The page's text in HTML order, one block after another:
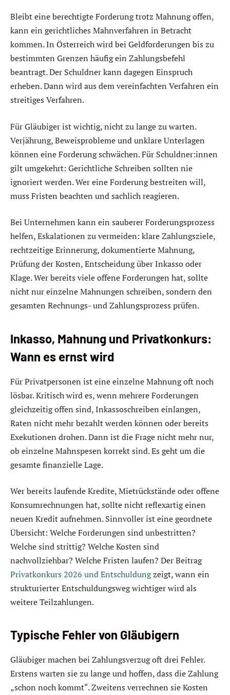
Bleibt eine berechtigte Forderung trotz Mahnung offen,
kann ein gerichtliches Mahnverfahren in Betracht
kommen. In Österreich wird bei Geldforderungen bis zu
bestimmten Grenzen häufig ein Zahlungsbefehl
beantragt. Der Schuldner kann dagegen Einspruch
erheben. Dann wird aus dem vereinfachten Verfahren ein
streitiges Verfahren.
Für Gläubiger ist wichtig, nicht zu lange zu warten.
Verjährung, Beweisprobleme und unklare Unterlagen
können eine Forderung schwächen. Für Schuldner:innen
gilt umgekehrt: Gerichtliche Schreiben sollten nie
ignoriert werden. Wer eine Forderung bestreiten will,
muss Fristen beachten und sachlich reagieren.
Bei Unternehmen kann ein sauberer Forderungsprozess
helfen, Eskalationen zu vermeiden: klare Zahlungsziele,
rechtzeitige Erinnerung, dokumentierte Mahnung,
Prüfung der Kosten, Entscheidung über Inkasso oder
Klage. Wer bereits viele offene Forderungen hat, sollte
nicht nur einzelne Mahnungen schreiben, sondern den
gesamten Rechnungs- und Zahlungsprozess prüfen.
Inkasso, Mahnung und Privatkonkurs:
Wann es ernst wird
Für Privatpersonen ist eine einzelne Mahnung oft noch
lösbar. Kritisch wird es, wenn mehrere Forderungen
gleichzeitig offen sind, Inkassoschreiben einlangen,
Raten nicht mehr bezahlt werden können oder bereits
Exekutionen drohen. Dann ist die Frage nicht mehr nur,
ob einzelne Mahnspesen korrekt sind. Es geht um die
gesamte finanzielle Lage.
Wer bereits laufende Kredite, Mietrückstände oder offene
Konsumrechnungen hat, sollte nicht reflexartig einen
neuen Kredit aufnehmen. Sinnvoller ist eine geordnete
Übersicht: Welche Forderungen sind unbestritten?
Welche sind strittig? Welche Kosten sind
nachvollziehbar? Welche Fristen laufen? Der Beitrag
Privatkonkurs 2026 und Entschuldungzeigt, wann ein
strukturierter Entschuldungsweg wichtiger wird als
weitere Teilzahlungen.
Typische Fehler von Gläubigern
Gläubiger machen bei Zahlungsverzug oft drei Fehler.
Erstens warten sie zu lange und hoffen, dass die Zahlung
„schon noch kommt“. Zweitens verrechnen sie Kosten